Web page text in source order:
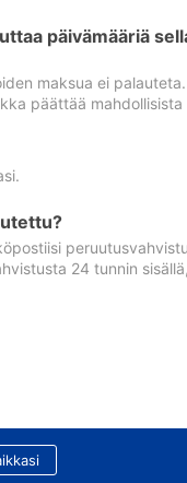
päivämääriä
maksua ei
päättää
24 tunnin